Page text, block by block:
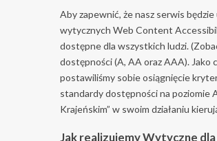
Aby zapewnić, że nasz serwis
wytycznych Web Content
dostępne dla wszystkich ludzi.
dostępności (A, AA oraz AAA). Jako
postawiliśmy sobie osiągnięcie
standardy dostępności na poziomie
Krajeńskim” w swoim działaniu
Jak realizujemy Wytyczne